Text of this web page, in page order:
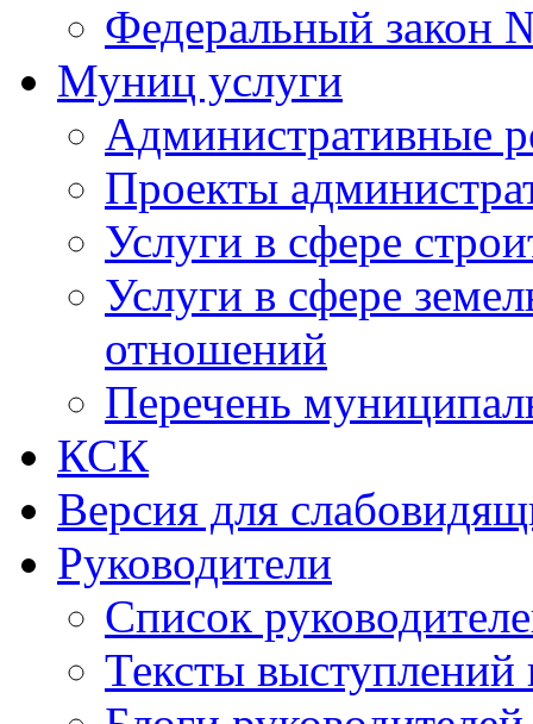
Федеральный закон
Муниц услуги
Административные
Проекты
Услуги в сфере
Услуги в сфере
отношений
Перечень
КСК
Версия для
Руководители
Список
Тексты выступлений